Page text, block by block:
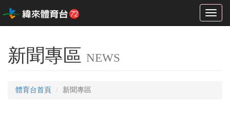
Toggle
新聞專區 NEWS
體育台首頁 新聞專區